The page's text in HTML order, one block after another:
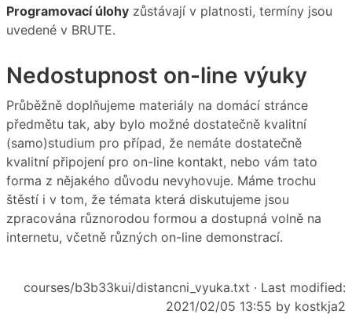
Programovací úlohy zůstávají v platnosti, termíny jsou
uvedené v BRUTE.
Nedostupnost on-line výuky
Průběžně doplňujeme materiály na domácí stránce
předmětu tak, aby bylo možné dostatečně kvalitní
(samo)studium pro případ, že nemáte dostatečně
kvalitní připojení pro on-line kontakt, nebo vám tato
forma z nějakého důvodu nevyhovuje. Máme trochu
štěstí i v tom, že témata která diskutujeme jsou
zpracována různorodou formou a dostupná volně na
internetu, včetně různých on-line demonstrací.
courses/b3b33kui/distancni_vyuka.txt · Last modified:
2021/02/05 13:55 by kostkja2